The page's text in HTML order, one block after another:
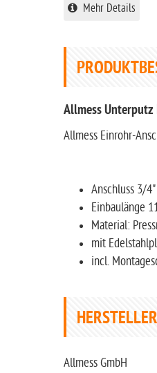
Mehr Details
Allmess
Allmess Einrohr-
Anschluss 3/
Einbaulänge
Material:
mit
incl.
HERSTELLER
Allmess GmbH